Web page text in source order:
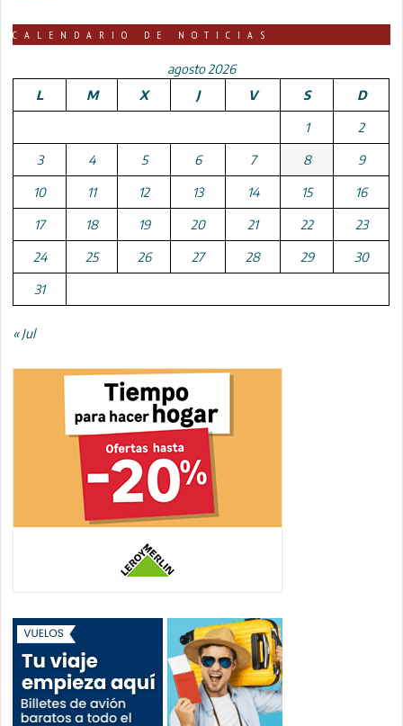
CALENDARIO DE NOTICIAS
agosto 2026
L
M X J V S D
1 2
3 4 5 6 7 8 9
10 11 12 13 14 15 16
17 18 19 20 21 22 23
24 25 26 27 28 29 30
31
« Jul